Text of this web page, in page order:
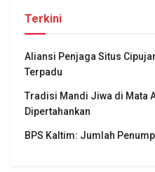
Terkini
Aliansi Penjaga Situs
Terpadu
Tradisi Mandi Jiwa di Mata
Dipertahankan
BPS Kaltim: Jumlah